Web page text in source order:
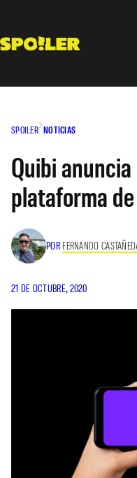
contenido
SPOILER NOTICIAS
Quibi
plataforma
POR FERNANDO
21 DE OCTUBRE, 2020